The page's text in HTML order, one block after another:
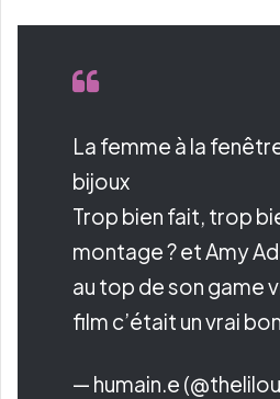
La femme à la
bijoux
Trop bien fait, trop
montage ? et Amy
au top de son game
film c’était un vrai
— humain.e